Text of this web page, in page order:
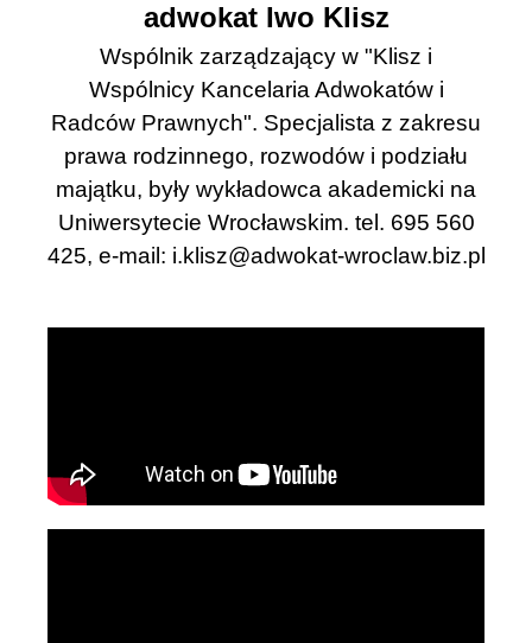
adwokat Iwo Klisz
Wspólnik zarządzający w "Klisz i
Wspólnicy Kancelaria Adwokatów i
Radców Prawnych". Specjalista z zakresu
prawa rodzinnego, rozwodów i podziału
majątku, były wykładowca akademicki na
Uniwersytecie Wrocławskim. tel. 695 560
425, e-mail: i.klisz@adwokat-wroclaw.biz.pl